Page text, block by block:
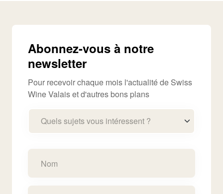
Abonnez-vous à notre
newsletter
Pour recevoir chaque mois l'actualité de Swiss
Wine Valais et d'autres bons plans
Quels sujets vous intéressent ?